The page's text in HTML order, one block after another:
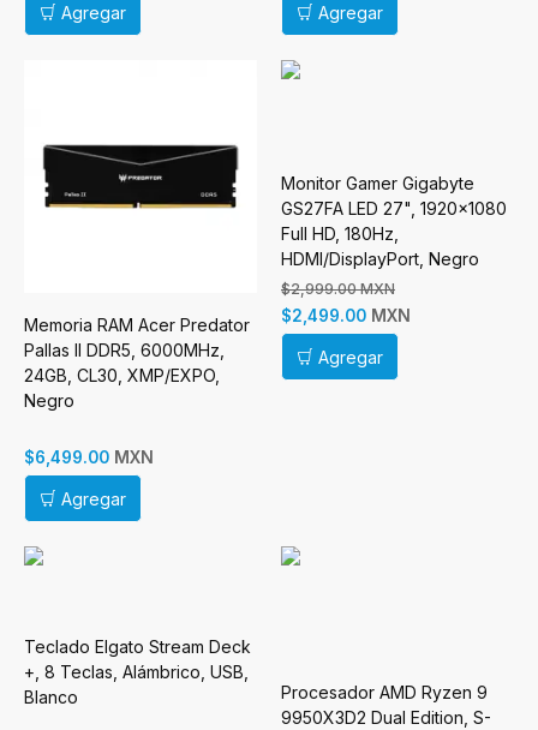
Agregar Agregar
Memoria RAM Acer Predator
Pallas II DDR5, 6000MHz,
24GB, CL30, XMP/EXPO,
Negro
$6,499.00 MXN
Agregar
Monitor Gamer Gigabyte
GS27FA LED 27", 1920x1080
Full HD, 180Hz,
HDMI/DisplayPort, Negro
$2,999.00 MXN
$2,499.00 MXN
Agregar
Teclado Elgato Stream Deck
+, 8 Teclas, Alámbrico, USB,
Blanco
Procesador AMD Ryzen 9
9950X3D2 Dual Edition, S-